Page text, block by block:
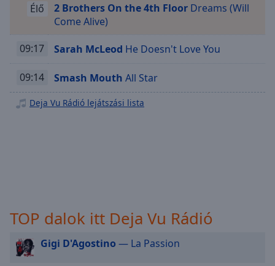
Descriptions
settings,
opens
subtitles
Élő 2 Brothers On the 4th Floor Dreams (Will
Come Alive)
09:17 Sarah McLeod He Doesn't Love You
09:14 Smash Mouth All Star
Deja Vu Rádió lejátszási lista
TOP dalok itt Deja Vu Rádió
Gigi D'Agostino — La Passion